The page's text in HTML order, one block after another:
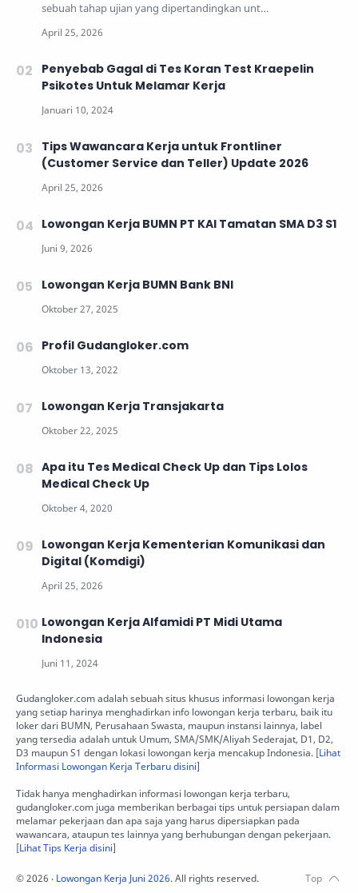
sebuah tahap ujian yang dipertandingkan unt…
Penyebab Gagal di Tes Koran Test Kraepelin
Psikotes Untuk Melamar Kerja
Tips Wawancara Kerja untuk Frontliner
(Customer Service dan Teller) Update 2026
Lowongan Kerja BUMN PT KAI Tamatan SMA D3 S1
Lowongan Kerja BUMN Bank BNI
Profil Gudangloker.com
Lowongan Kerja Transjakarta
Apa itu Tes Medical Check Up dan Tips Lolos
Medical Check Up
Lowongan Kerja Kementerian Komunikasi dan
Digital (Komdigi)
Lowongan Kerja Alfamidi PT Midi Utama
Indonesia
Gudangloker.com adalah sebuah situs khusus informasi lowongan kerja
yang setiap harinya menghadirkan info lowongan kerja terbaru, baik itu
loker dari BUMN, Perusahaan Swasta, maupun instansi lainnya, label
yang tersedia adalah untuk Umum, SMA/SMK/Aliyah Sederajat, D1, D2,
D3 maupun S1 dengan lokasi lowongan kerja mencakup Indonesia. [Lihat
Informasi Lowongan Kerja Terbaru disini]
Tidak hanya menghadirkan informasi lowongan kerja terbaru,
gudangloker.com juga memberikan berbagai tips untuk persiapan dalam
melamar pekerjaan dan apa saja yang harus dipersiapkan pada
wawancara, ataupun tes lainnya yang berhubungan dengan pekerjaan.
[Lihat Tips Kerja disini]
©2026 ‧ Lowongan Kerja Juni 2026. All rights reserved.